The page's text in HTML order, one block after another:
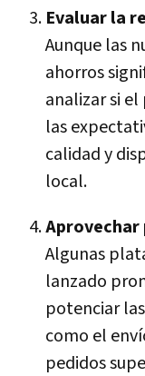
Evaluar la
Aunque las
ahorros
analizar si
las
calidad y
local.
Aprovechar
Algunas
lanzado
potenciar
como el
pedidos